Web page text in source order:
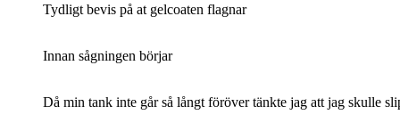
Tydligt bevis på at gelcoaten flagnar
Innan sågningen börjar
Då min tank inte går så långt föröver tänkte jag att jag skulle